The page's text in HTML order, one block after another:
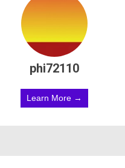
phi72110
Learn More →